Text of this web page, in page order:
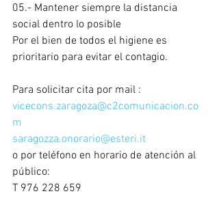
05.- Mantener siempre la distancia
social dentro lo posible
Por el bien de todos el higiene es
prioritario para evitar el contagio.
Para solicitar cita por mail :
vicecons.zaragoza@c2comunicacion.co
m
saragozza.onorario@esteri.it
o por teléfono en horario de atención al
público:
T 976 228 659